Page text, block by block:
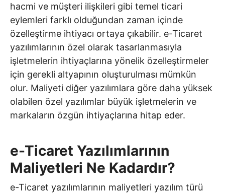
hacmi ve müşteri ilişkileri gibi temel ticari
eylemleri farklı olduğundan zaman içinde
özelleştirme ihtiyacı ortaya çıkabilir. e-Ticaret
yazılımlarının özel olarak tasarlanmasıyla
işletmelerin ihtiyaçlarına yönelik özelleştirmeler
için gerekli altyapının oluşturulması mümkün
olur. Maliyeti diğer yazılımlara göre daha yüksek
olabilen özel yazılımlar büyük işletmelerin ve
markaların özgün ihtiyaçlarına hitap eder.
e-Ticaret Yazılımlarının
Maliyetleri Ne Kadardır?
e-Ticaret yazılımlarının maliyetleri yazılım türü